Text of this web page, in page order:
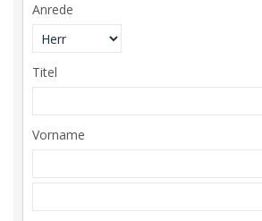
Anrede
Titel
Vorname